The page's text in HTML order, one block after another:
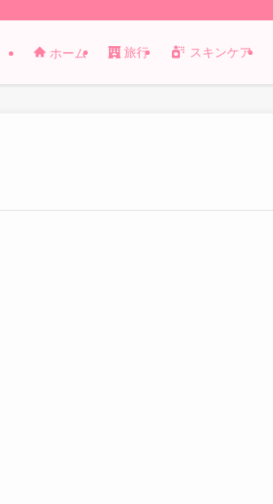
ホーム 旅行 スキンケア